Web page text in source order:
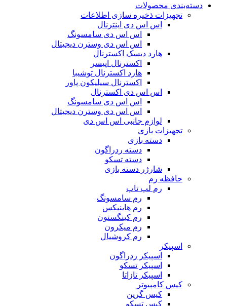
دسته‌بندی محصولات
تجهیزات ذخیره سازی اطلاعات
اس اس دی اینترنال
اس اس دی سامسونگ
اس اس دی وسترن دیجیتال
هارد دیسک اکسترنال
اکسترنال اپیسر
هارد اکسترنال توشیبا
اکسترنال سیلیکون پاور
اس اس دی اکسترنال
اس اس دی سامسونگ
اس اس دی وسترن دیجیتال
لوازم جانبی اس اس دی
تجهیزات بازی
دسته بازی
دسته ردراگون
دسته تسکو
شارژر دسته بازی
حافظه رم
رم لپ تاپ
رم سامسونگ
رم هاینیکس
رم کینگستون
رم میکرون
رم کروشیال
اسپیکر
اسپیکر ردراگون
اسپیکر تسکو
اسپیکر تازاتا
کیس کامپیوتر
کیس گرین
کیس تسکو